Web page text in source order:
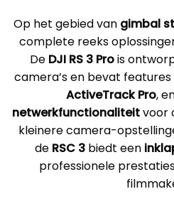
Op het gebied van gimbal
complete reeks
De DJI RS 3 Prois
camera’s en bevat features
ActiveTrack Pro,
netwerkfunctionaliteitvoor
kleinere camera-
de RSC 3biedt een
professionele